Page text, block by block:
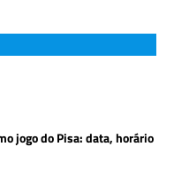
jogo do Pisa: data, horário